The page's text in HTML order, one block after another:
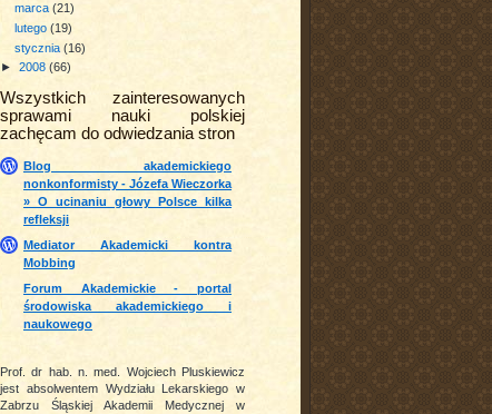
marca(21)
lutego(19)
stycznia(16)
► 2008 (66)
Wszystkich zainteresowanych
sprawami nauki polskiej
zachęcam do odwiedzania stron
Blog akademickiego
nonkonformisty - Józefa Wieczorka
» O ucinaniu głowy Polsce kilka
refleksji
Mediator Akademicki kontra
Mobbing
Forum Akademickie - portal
środowiska akademickiego i
naukowego
Prof. dr hab. n. med. Wojciech Pluskiewicz
jest absolwentem Wydziału Lekarskiego w
Zabrzu Śląskiej Akademii Medycznej w